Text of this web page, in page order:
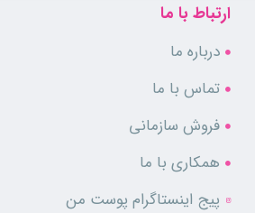
ارتباط با ما
درباره ما
تماس با ما
فروش سازمانی
همکاری با ما
پیج اینستاگرام پوست من